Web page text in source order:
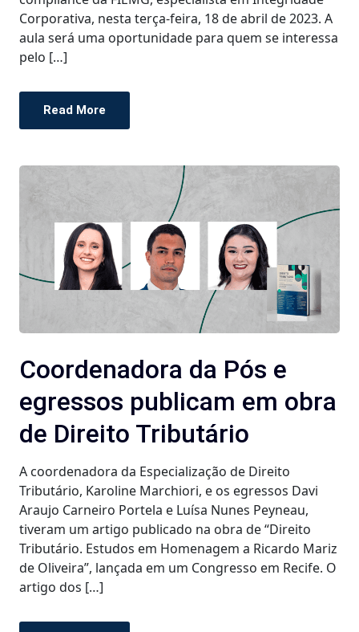
Corporativa, nesta terça-feira, 18 de abril de 2023. A
aula será uma oportunidade para quem se interessa
pelo […]
Read More
Coordenadora da Pós e
egressos publicam em obra
de Direito Tributário
A coordenadora da Especialização de Direito
Tributário, Karoline Marchiori, e os egressos Davi
Araujo Carneiro Portela e Luísa Nunes Peyneau,
tiveram um artigo publicado na obra de “Direito
Tributário. Estudos em Homenagem a Ricardo Mariz
de Oliveira”, lançada em um Congresso em Recife. O
artigo dos […]